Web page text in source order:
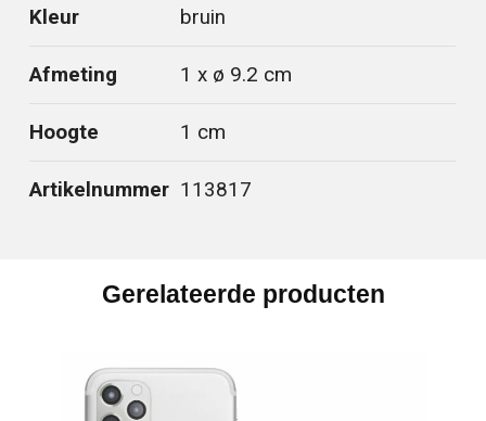
Kleur bruin
Afmeting 1 x ø 9.2 cm
Hoogte 1 cm
Artikelnummer 113817
Gerelateerde producten